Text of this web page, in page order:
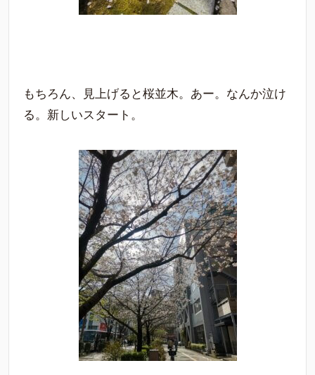
もちろん、見上げると桜並木。あー。なんか泣け
る。新しいスタート。